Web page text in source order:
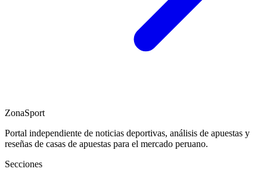
ZonaSport
Portal independiente de noticias deportivas, análisis de apuestas y
reseñas de casas de apuestas para el mercado peruano.
Secciones